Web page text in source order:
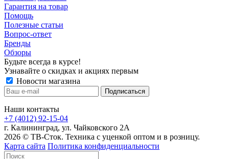
Гарантия на товар
Помощь
Полезные статьи
Вопрос-ответ
Бренды
Обзоры
Будьте всегда в курсе!
Узнавайте о скидках и акциях первым
Новости магазина
Наши контакты
+7 (4012) 92-15-04
г. Калининград, ул. Чайковского 2А
2026 © ТВ-Сток. Техника с уценкой оптом и в розницу.
Карта сайта Политика конфиденциальности